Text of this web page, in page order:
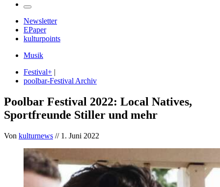
Newsletter
EPaper
kulturpoints
Musik
Festival+ |
poolbar-Festival Archiv
Poolbar Festival 2022: Local Natives,
Sportfreunde Stiller und mehr
Von kulturnews // 1. Juni 2022